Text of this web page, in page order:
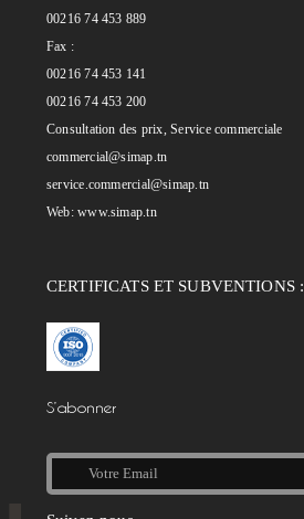
00216 74 453 889
Fax :
00216 74 453 141
00216 74 453 200
Consultation des prix, Service commerciale
commercial@simap.tn
service.commercial@simap.tn
Web:www.simap.tn
CERTIFICATS ET SUBVENTIONS :
S’abonner